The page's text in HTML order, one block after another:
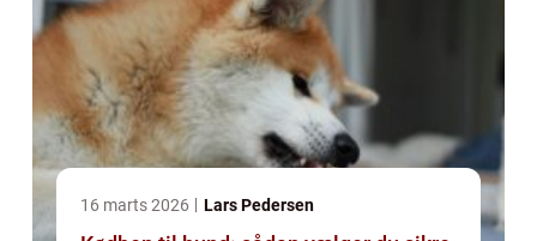
16 marts 2026 Lars Pedersen